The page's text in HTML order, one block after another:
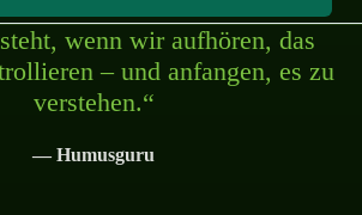
wenn wir aufhören, das
– und anfangen, es zu
verstehen.“
— Humusguru